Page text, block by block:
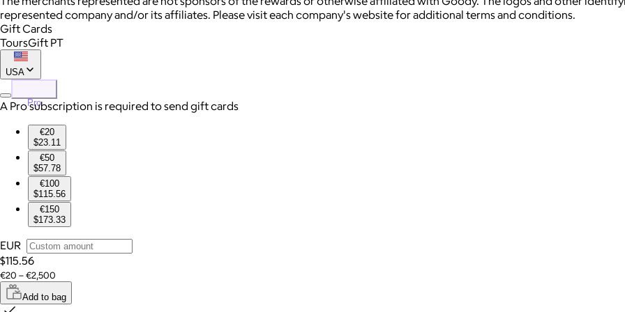
represented company and/or its affiliates. Please visit each company's website for additional terms and conditions.
Gift Cards
ToursGift PT
USA
Pro
A Pro subscription is required to send gift cards
€20
$23.11
€50
$57.78
€100
$115.56
€150
$173.33
EUR
$115.56
€20 – €2,500
Add to bag